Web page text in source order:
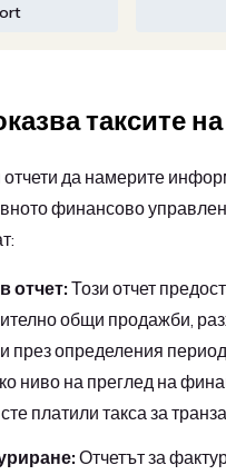
таксите
отчети да намерите
финансово
отчет: Този отчет
общи продажби,
през определения
ниво на преглед на
платили такса за
Отчетът за